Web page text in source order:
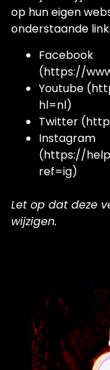
op hun eigen
onderstaande
Facebook
(https://
Youtube
hl=nl)
Twitter
Instagram
(https://
ref=ig)
Let op dat deze
wijzigen.